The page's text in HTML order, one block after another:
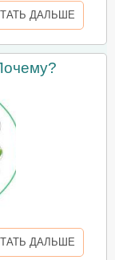
ДАЛЬШЕ
ДАЛЬШЕ